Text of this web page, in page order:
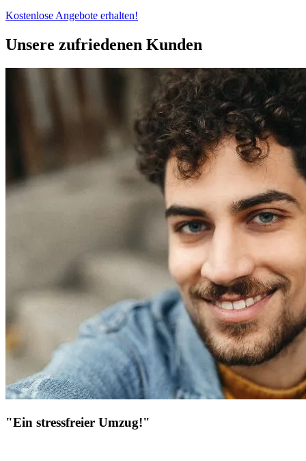
Kostenlose Angebote erhalten!
Unsere zufriedenen Kunden
"Ein stressfreier Umzug!"